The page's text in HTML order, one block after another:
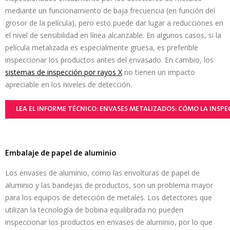
mediante un funcionamiento de baja frecuencia (en función del
grosor de la película), pero esto puede dar lugar a reducciones en
el nivel de sensibilidad en línea alcanzable. En algunos casos, si la
película metalizada es especialmente gruesa, es preferible
inspeccionar los productos antes del envasado. En cambio, los
sistemas de inspección por rayos X no tienen un impacto
apreciable en los niveles de detección.
LEA EL INFORME TÉCNICO: ENVASES METALIZADOS: CÓMO LA
Embalaje de papel de aluminio
Los envases de aluminio, como las envolturas de papel de
aluminio y las bandejas de productos, son un problema mayor
para los equipos de detección de metales. Los detectores que
utilizan la tecnología de bobina equilibrada no pueden
inspeccionar los productos en envases de aluminio, por lo que